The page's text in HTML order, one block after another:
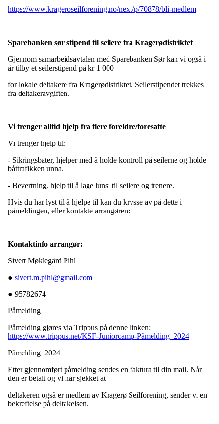
https://www.krageroseilforening.no/next/p/70878/bli-medlem.
Sparebanken sør stipend til seilere fra Kragerødistriktet
Gjennom samarbeidsavtalen med Sparebanken Sør kan vi også i
år tilby et seilerstipend på kr 1 000
for lokale deltakere fra Kragerødistriktet. Seilerstipendet trekkes
fra deltakeravgiften.
Vi trenger alltid hjelp fra flere foreldre/foresatte
Vi trenger hjelp til:
- Sikringsbåter, hjelper med å holde kontroll på seilerne og holde
båttrafikken unna.
- Bevertning, hjelp til å lage lunsj til seilere og trenere.
Hvis du har lyst til å hjelpe til kan du krysse av på dette i
påmeldingen, eller kontakte arrangøren:
Kontaktinfo arrangør:
Sivert Møklegård Pihl
● sivert.m.pihl@gmail.com
● 95782674
Påmelding
Påmelding gjøres via Trippus på denne linken:
https://www.trippus.net/KSF-Juniorcamp-Påmelding_2024
Påmelding_2024
Etter gjennomført påmelding sendes en faktura til din mail. Når
den er betalt og vi har sjekket at
deltakeren også er medlem av Kragerø Seilforening, sender vi en
bekreftelse på deltakelsen.